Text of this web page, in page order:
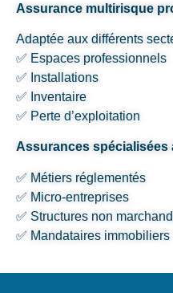
Assurance multirisque
Adaptée aux différents
✅ Espaces professionnels
✅ Installations
✅ Inventaire
✅ Perte d’exploitation
Assurances spécialisées
✅ Métiers réglementés
✅ Micro-entreprises
✅ Structures non
✅ Mandataires immobiliers